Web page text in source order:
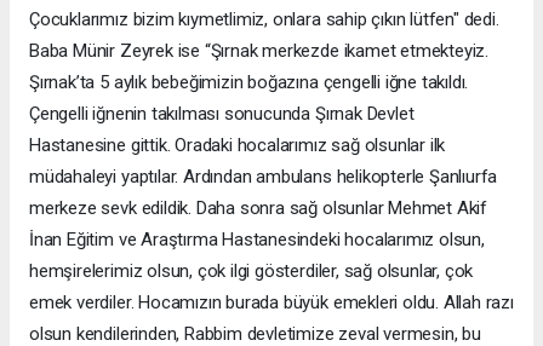
Çocuklarımız bizim kıymetlimiz, onlara sahip çıkın lütfen" dedi.
Baba Münir Zeyrek ise “Şırnak merkezde ikamet etmekteyiz.
Şırnak’ta 5 aylık bebeğimizin boğazına çengelli iğne takıldı.
Çengelli iğnenin takılması sonucunda Şırnak Devlet
Hastanesine gittik. Oradaki hocalarımız sağ olsunlar ilk
müdahaleyi yaptılar. Ardından ambulans helikopterle Şanlıurfa
merkeze sevk edildik. Daha sonra sağ olsunlar Mehmet Akif
İnan Eğitim ve Araştırma Hastanesindeki hocalarımız olsun,
hemşirelerimiz olsun, çok ilgi gösterdiler, sağ olsunlar, çok
emek verdiler. Hocamızın burada büyük emekleri oldu. Allah razı
olsun kendilerinden, Rabbim devletimize zeval vermesin, bu